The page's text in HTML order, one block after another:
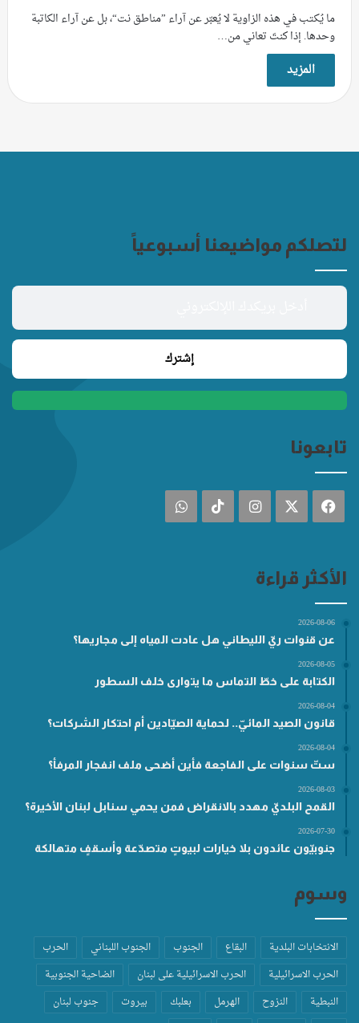
ما يُكتب في هذه الزاوية لا يُعبّر عن آراء ”مناطق نت“، بل عن آراء الكاتبة
وحدها. إذا كنتَ تعاني من…
المزيد
لتصلكم مواضيعنا أسبوعياً
تابعونا
فيسبوك انستقرام ‫TikTokواتساب
الأكثر قراءة
2026-08-06
عن قنوات ريّ الليطاني هل عادت المياه إلى مجاريها؟
2026-08-05
الكتابة على خطّ التماس ما يتوارى خلف السطور
2026-08-04
قانون الصيد المائيّ.. لحماية الصيّادين أم احتكار الشركات؟
2026-08-04
ستّ سنوات على الفاجعة فأين أضحى ملف انفجار المرفأ؟
2026-08-03
القمح البلديّ مهدد بالانقراض فمن يحمي سنابل لبنان الأخيرة؟
2026-07-30
جنوبيّون عائدون بلا خيارات لبيوتٍ متصدّعة وأسقفٍ متهالكة
وسوم
الانتخابات البلدية البقاع الجنوب الجنوب اللبناني
الحرب
الحرب الاسرائيلية
الحرب الاسرائيلية على لبنان
الضاحية الجنوبية
النبطية
النزوح الهرمل بعلبك بيروت
جنوب لبنان